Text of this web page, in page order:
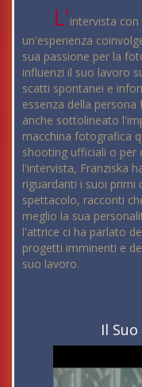
L'intervista con
un'esperienza
sua passione per la
influenzi il suo lavoro
scatti spontanei e
essenza della
anche sottolineato
macchina fotografica
shooting ufficiali o per
l'intervista, Franziska
riguardanti i suoi
spettacolo, racconti
meglio la sua
l'attrice ci ha parlato
progetti imminenti e
suo lavoro.
Il